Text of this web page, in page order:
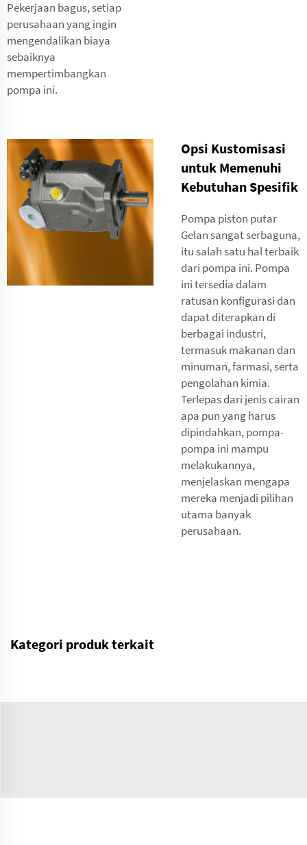
Pekerjaan bagus, setiap
perusahaan yang ingin
mengendalikan biaya
sebaiknya
mempertimbangkan
pompa ini.
Opsi Kustomisasi
untuk Memenuhi
Kebutuhan Spesifik
Pompa piston putar
Gelan sangat serbaguna,
itu salah satu hal terbaik
dari pompa ini. Pompa
ini tersedia dalam
ratusan konfigurasi dan
dapat diterapkan di
berbagai industri,
termasuk makanan dan
minuman, farmasi, serta
pengolahan kimia.
Terlepas dari jenis cairan
apa pun yang harus
dipindahkan, pompa-
pompa ini mampu
melakukannya,
menjelaskan mengapa
mereka menjadi pilihan
utama banyak
perusahaan.
Kategori produk terkait